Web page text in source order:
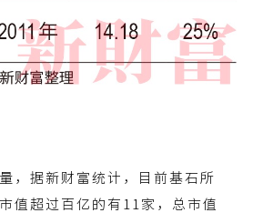
，据新财富统计，目前基石所
值超过百亿的有11家，总市值